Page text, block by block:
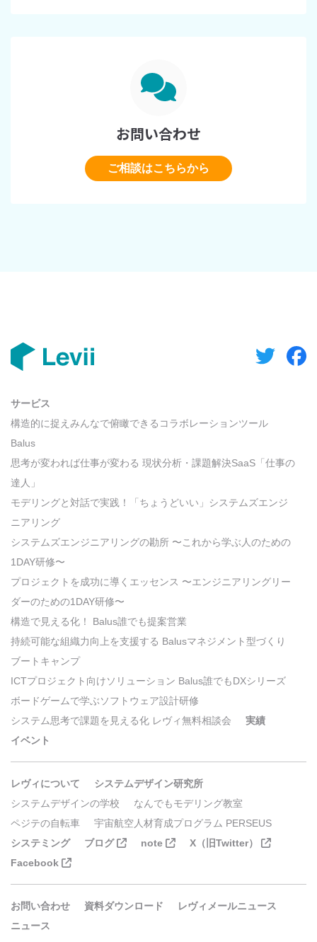
お問い合わせ
ご相談はこちらから
サービス
構造的に捉えみんなで俯瞰できるコラボレーションツール
Balus
思考が変われば仕事が変わる 現状分析・課題解決SaaS「仕事の
達人」
モデリングと対話で実践！「ちょうどいい」システムズエンジ
ニアリング
システムズエンジニアリングの勘所 〜これから学ぶ人のための
1DAY研修〜
プロジェクトを成功に導くエッセンス 〜エンジニアリングリー
ダーのための1DAY研修〜
構造で見える化！ Balus誰でも提案営業
持続可能な組織力向上を支援する Balusマネジメント型づくり
ブートキャンプ
ICTプロジェクト向けソリューション Balus誰でもDXシリーズ
ボードゲームで学ぶソフトウェア設計研修
システム思考で課題を見える化 レヴィ無料相談会
実績
イベント
レヴィについて
システムデザイン研究所
システムデザインの学校
なんでもモデリング教室
ペジテの自転車
宇宙航空人材育成プログラム PERSEUS
システミング
ブログ note
X（旧Twitter）
Facebook
お問い合わせ 資料ダウンロード
レヴィメールニュース
ニュース